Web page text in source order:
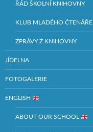
ŘÁD ŠKOLNÍ KNIHOVNY
KLUB MLADÉHO ČTENÁŘE
ZPRÁVY Z KNIHOVNY
JÍDELNA
FOTOGALERIE
ENGLISH
ABOUT OUR SCHOOL